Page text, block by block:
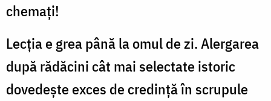
chemați!
Lecția e grea până la omul de zi. Alergarea
după rădăcini cât mai selectate istoric
dovedește exces de credință în scrupule